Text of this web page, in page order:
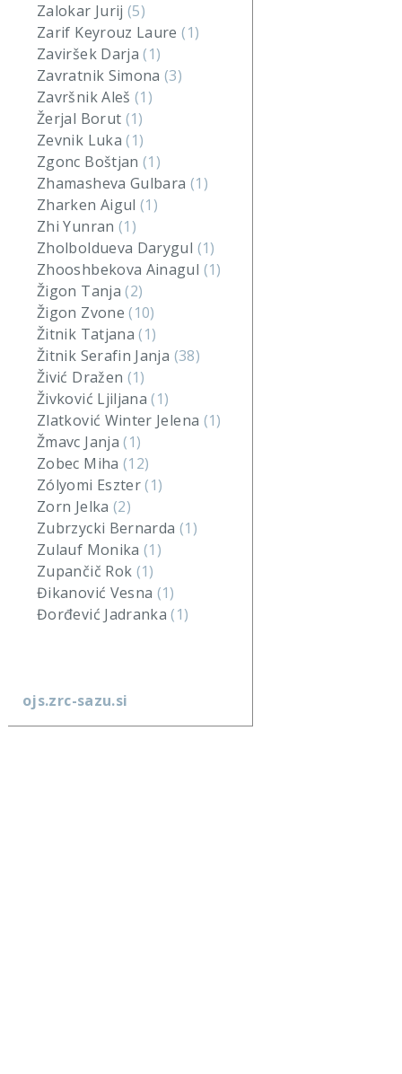
Zalokar Jurij(5)
Zarif Keyrouz Laure(1)
Zaviršek Darja(1)
Zavratnik Simona(3)
Završnik Aleš(1)
Žerjal Borut (1)
Zevnik Luka(1)
Zgonc Boštjan(1)
Zhamasheva Gulbara (1)
Zharken Aigul(1)
Zhi Yunran (1)
Zholboldueva Darygul (1)
Zhooshbekova Ainagul (1)
Žigon Tanja(2)
Žigon Zvone(10)
Žitnik Tatjana(1)
Žitnik Serafin Janja (38)
Živić Dražen (1)
Živković Ljiljana(1)
Zlatković Winter Jelena (1)
Žmavc Janja(1)
Zobec Miha (12)
Zólyomi Eszter(1)
Zorn Jelka (2)
Zubrzycki Bernarda (1)
Zulauf Monika(1)
Zupančič Rok (1)
Đikanović Vesna (1)
Đorđević Jadranka(1)
ojs.zrc-sazu.si